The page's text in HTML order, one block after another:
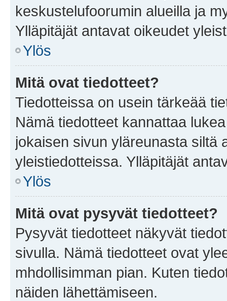
keskustelufoorumin alueilla ja
Ylläpitäjät antavat oikeudet
Ylös
Mitä ovat tiedotteet?
Tiedotteissa on usein tärkeää
Nämä tiedotteet kannattaa
jokaisen sivun yläreunasta siltä
yleistiedotteissa. Ylläpitäjät
Ylös
Mitä ovat pysyvät tiedotteet?
Pysyvät tiedotteet näkyvät
sivulla. Nämä tiedotteet ovat
mhdollisimman pian. Kuten
näiden lähettämiseen.